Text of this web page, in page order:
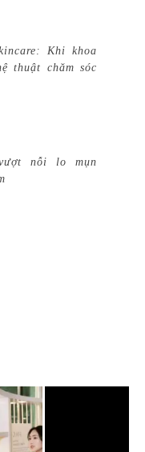
Khi khoa
thuật chăm sóc
nỗi lo mụn